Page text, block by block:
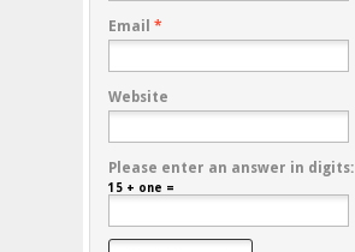
Email *
Website
Please enter an answer in digits:
15 + one =